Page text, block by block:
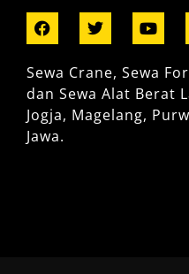
Sewa Crane, Sewa
dan Sewa Alat Berat
Jogja, Magelang,
Jawa.